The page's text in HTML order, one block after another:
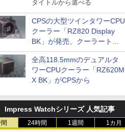
タイトルから選べる
CPSの大型ツインタワーCPU
クーラー「RZ820 Display
BK」が発売、クーラートッ
プに5インチ液晶搭載
全高118.5mmのデュアルタ
ワーCPUクーラー「RZ620M
X BK」がCPSから
Impress Watchシリーズ 人気記事
24時間 1週間 1カ月